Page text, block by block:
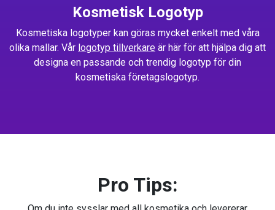
Kosmetisk Logotyp
Kosmetiska logotyper kan göras mycket enkelt med våra
olika mallar. Vår logotyp tillverkare är här för att hjälpa dig att
designa en passande och trendig logotyp för din
kosmetiska företagslogotyp.
Pro Tips: